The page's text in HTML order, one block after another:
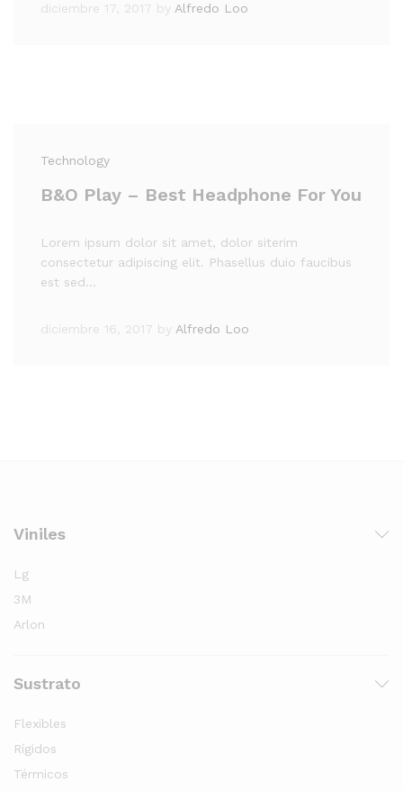
diciembre 17, 2017 by Alfredo Loo
Technology
B&O Play – Best Headphone For You
Lorem ipsum dolor sit amet, dolor siterim
consectetur adipiscing elit. Phasellus duio faucibus
est sed…
diciembre 16, 2017 by Alfredo Loo
Viniles
Lg
3M
Arlon
Sustrato
Flexibles
Rígidos
Térmicos